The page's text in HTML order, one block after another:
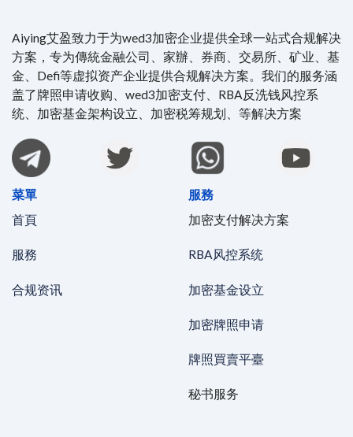
Aiying艾盈致力于为wed3加密企业提供全球一站式合规解决
方案，专为傳統金融公司、家辦、券商、交易所、矿业、基
金、Defi等虚拟资产企业提供合规解决方案。我们的服务涵
盖了牌照申请收购、wed3加密支付、RBA反洗钱风控系
统、加密基金架构设立、加密税筹规划、等解决方案
菜單
首頁
服務
合规资讯
服務
加密支付解决方案
RBA风控系统
加密基金设立
加密牌照申请
牌照買賣平臺
秘书服务